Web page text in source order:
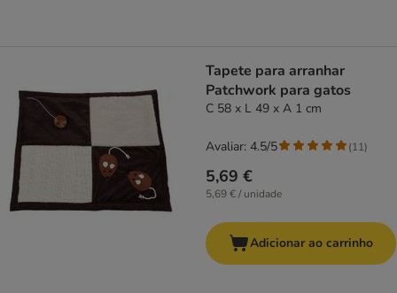
Tapete para arranhar
Patchwork para gatos
C 58 x L 49 x A 1 cm
5,69 €
5,69 € / unidade
Avaliar: 4.5/5 (11)
Adicionar ao carrinho